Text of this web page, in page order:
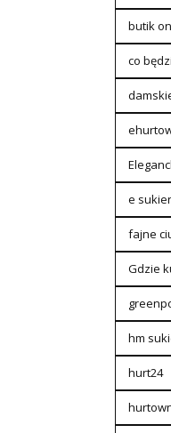
butik
co
e
fajne
Gdzie
hm
hurt24